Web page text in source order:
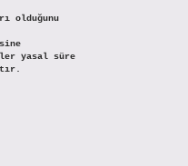
olduğunu
yasal süre